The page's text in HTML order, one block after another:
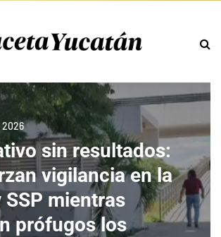
2026
sin resultados:
vigilancia en la
SSP mientras
prófugos los